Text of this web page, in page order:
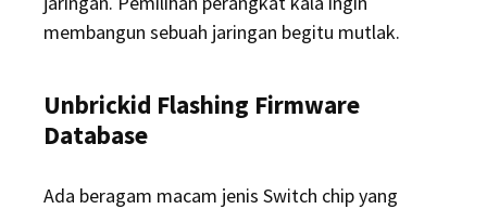
membangun sebuah jaringan begitu mutlak.
Unbrickid Flashing Firmware
Database
Ada beragam macam jenis Switch chip yang